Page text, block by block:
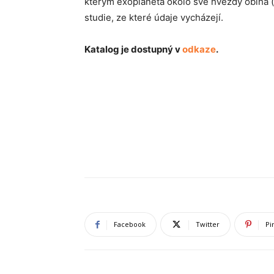
studie, ze které údaje vycházejí.
Katalog je dostupný vodkaze.
Facebook Twitter